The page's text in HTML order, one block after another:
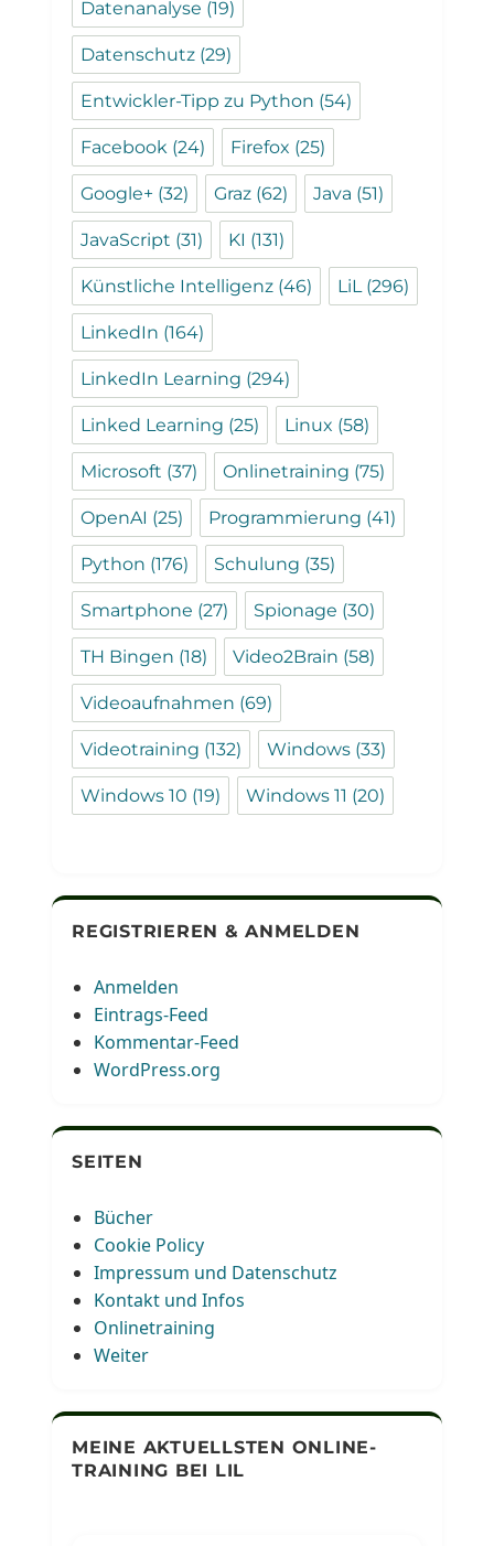
Datenanalyse (19)
Datenschutz (29)
Entwickler-Tipp zu Python (54)
Facebook (24) Firefox (25)
Google+ (32) Graz (62) Java (51)
JavaScript (31) KI (131)
Künstliche Intelligenz (46) LiL(296)
LinkedIn (164)
LinkedIn Learning (294)
Linked Learning (25) Linux (58)
Microsoft (37) Onlinetraining (75)
OpenAI (25) Programmierung (41)
Python (176) Schulung (35)
Smartphone (27) Spionage (30)
TH Bingen (18) Video2Brain (58)
Videoaufnahmen (69)
Videotraining (132) Windows (33)
Windows 10 (19) Windows 11 (20)
REGISTRIEREN & ANMELDEN
Anmelden
Eintrags-Feed
Kommentar-Feed
WordPress.org
SEITEN
Bücher
Cookie Policy
Impressum und Datenschutz
Kontakt und Infos
Onlinetraining
Weiter
MEINE AKTUELLSTEN ONLINE-
TRAINING BEI LIL